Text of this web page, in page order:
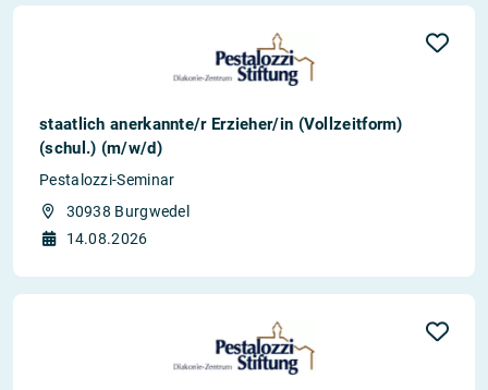
staatlich anerkannte/r Erzieher/in (Vollzeitform)
(schul.) (m/w/d)
Pestalozzi-Seminar
30938 Burgwedel
14.08.2026